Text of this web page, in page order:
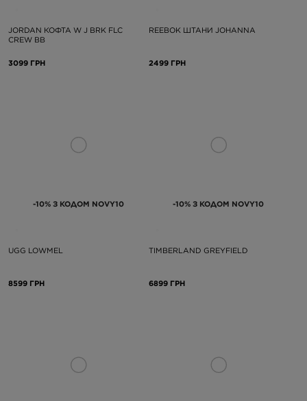
JORDAN КОФТА W J BRK FLC
CREW BB
3099 ГРН
REEBOK ШТАНИ JOHANNA
2499 ГРН
-10% З КОДОМ NOVY10
UGG LOWMEL
8599 ГРН
-10% З КОДОМ NOVY10
TIMBERLAND GREYFIELD
6899 ГРН